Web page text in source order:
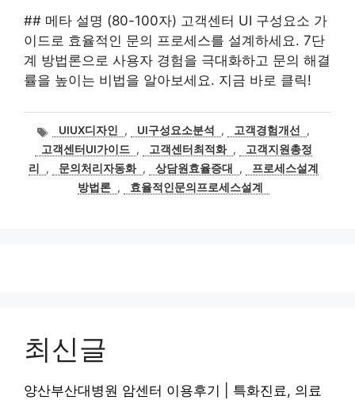
## 메타 설명 (80-100자) 고객센터 UI 구성요소 가
이드로 효율적인 문의 프로세스를 설계하세요. 7단
계 방법론으로 사용자 경험을 극대화하고 문의 해결
률을 높이는 비법을 알아보세요. 지금 바로 클릭!
태
그
UIUX디자인 , UI구성요소분석 , 고객경험개선
,
고객센터UI가이드 , 고객센터최적화 ,
고객지원총정
리
, 문의처리자동화 , 상담원효율증대 ,
프로세스설계
방법론 , 효율적인문의프로세스설계
최신글
양산부산대병원 암센터 이용후기 | 특화진료, 의료